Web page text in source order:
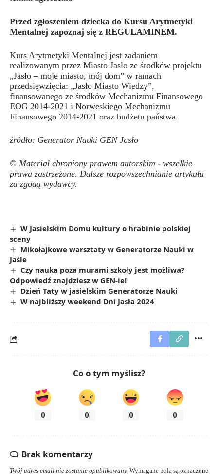
Przed zgłoszeniem dziecka do Kursu Arytmetyki
Mentalnej zapoznaj się z REGULAMINEM.
Kurs Arytmetyki Mentalnej jest zadaniem
realizowanym przez Miasto Jasło ze środków projektu
„Jasło – moje miasto, mój dom” w ramach
przedsięwzięcia: „Jasło Miasto Wiedzy”,
finansowanego ze środków Mechanizmu Finansowego
EOG 2014-2021 i Norweskiego Mechanizmu
Finansowego 2014-2021 oraz budżetu państwa.
źródło: Generator Nauki GEN Jasło
© Materiał chroniony prawem autorskim - wszelkie
prawa zastrzeżone. Dalsze rozpowszechnianie artykułu
za zgodą wydawcy.
W Jasielskim Domu kultury o hrabinie polskiej
sceny
Mikołajkowe warsztaty w Generatorze Nauki w
Jaśle
Czy nauka poza murami szkoły jest możliwa?
Odpowiedź znajdziesz w GEN-ie!
Dzień Taty w jasielskim Generatorze Nauki
W najbliższy weekend Dni Jasła 2024
Co o tym myślisz?
0 0 0 0
Brak komentarzy
Twój adres email nie zostanie opublikowany. Wymagane pola są oznaczone